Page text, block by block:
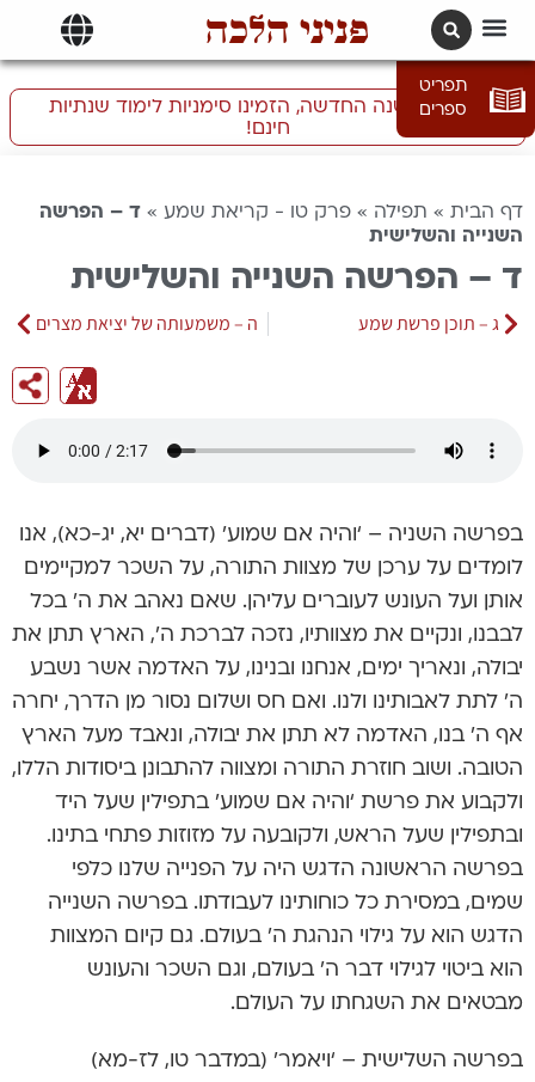
פניני הלכה
תפריט
ספרים
התכוננו לשנה החדשה, הזמינו סימניות לימוד שנתיות
חינם!
דף הבית » תפילה » פרק טו - קריאת שמע » ד – הפרשה
השנייה והשלישית
ד – הפרשה השנייה והשלישית
ג – תוכן פרשת שמע ה – משמעותה של יציאת מצרים
בפרשה השניה – ‘והיה אם שמוע’ (דברים יא, יג-כא), אנו
לומדים על ערכן של מצוות התורה, על השכר למקיימים
אותן ועל העונש לעוברים עליהן. שאם נאהב את ה’ בכל
לבבנו, ונקיים את מצוותיו, נזכה לברכת ה’, הארץ תתן את
יבולה, ונאריך ימים, אנחנו ובנינו, על האדמה אשר נשבע
ה’ לתת לאבותינו ולנו. ואם חס ושלום נסור מן הדרך, יחרה
אף ה’ בנו, האדמה לא תתן את יבולה, ונאבד מעל הארץ
הטובה. ושוב חוזרת התורה ומצווה להתבונן ביסודות הללו,
ולקבוע את פרשת ‘והיה אם שמוע’ בתפילין שעל היד
ובתפילין שעל הראש, ולקובעה על מזוזות פתחי בתינו.
בפרשה הראשונה הדגש היה על הפנייה שלנו כלפי
שמים, במסירת כל כוחותינו לעבודתו. בפרשה השנייה
הדגש הוא על גילוי הנהגת ה’ בעולם. גם קיום המצוות
הוא ביטוי לגילוי דבר ה’ בעולם, וגם השכר והעונש
מבטאים את השגחתו על העולם.
בפרשה השלישית – ‘ויאמר’ (במדבר טו, לז-מא)